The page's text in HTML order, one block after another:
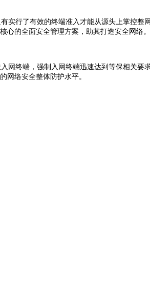
实行了有效的终端准入才能从源头上掌控整
的全面安全管理方案，助其打造安全网络。
网终端，强制入网终端迅速达到等保相关要
网络安全整体防护水平。